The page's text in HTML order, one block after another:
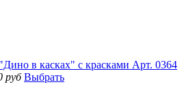
в касках" с красками Арт. 0364
руб Выбрать